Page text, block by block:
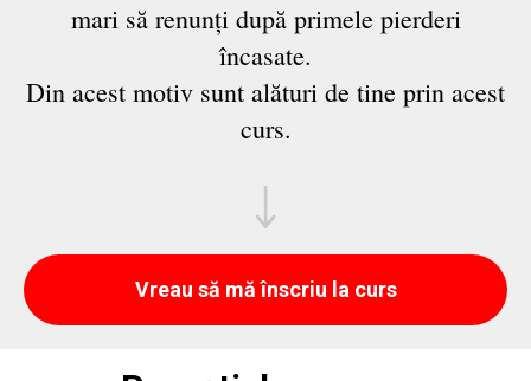
mari să renunți după primele pierderi
încasate.
Din acest motiv sunt alături de tine prin acest
curs.
Vreau să mă înscriu la curs